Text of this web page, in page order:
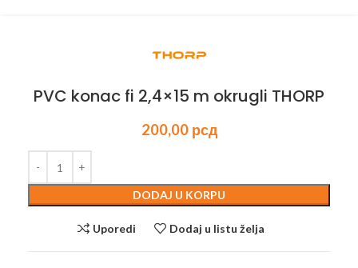
PVC konac fi 2,4×15 m okrugli THORP
200,00 рсд
DODAJ U KORPU
Uporedi Dodaj u listu želja